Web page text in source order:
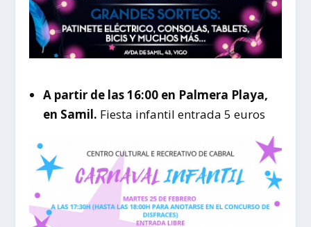
A partir de las 16:00 en Palmera Playa,
en Samil. Fiesta infantil entrada 5 euros